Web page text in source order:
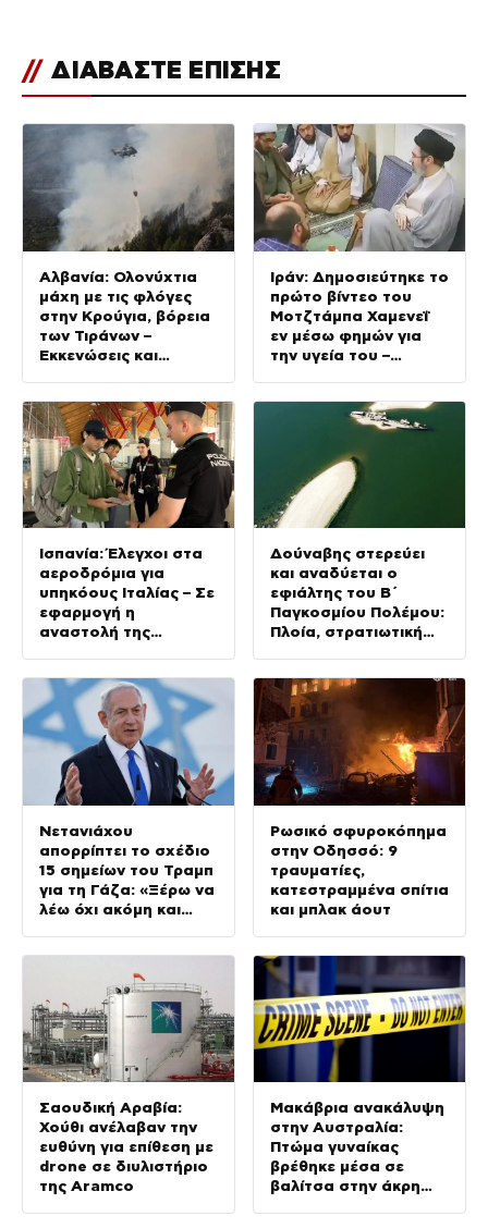
// ΔΙΑΒΑΣΤΕ ΕΠΙΣΗΣ
Αλβανία: Ολονύχτια
μάχη με τις φλόγες
στην Κρούγια, βόρεια
των Τιράνων –
Εκκενώσεις και
Ιράν: Δημοσιεύτηκε το
πρώτο βίντεο του
Μοτζτάμπα Χαμενεΐ
εν μέσω φημών για
την υγεία του –
Ισπανία: Έλεγχοι στα
αεροδρόμια για
υπηκόους Ιταλίας – Σε
εφαρμογή η
αναστολή της
Δούναβης στερεύει
και αναδύεται ο
εφιάλτης του Β΄
Παγκοσμίου Πολέμου:
Πλοία, στρατιωτική
Νετανιάχου
απορρίπτει το σχέδιο
15 σημείων του Τραμπ
για τη Γάζα: «Ξέρω να
λέω όχι ακόμη και
Ρωσικό σφυροκόπημα
στην Οδησσό: 9
τραυματίες,
κατεστραμμένα σπίτια
και μπλακ άουτ
Σαουδική Αραβία:
Χούθι ανέλαβαν την
ευθύνη για επίθεση με
drone σε διυλιστήριο
της Aramco
Μακάβρια ανακάλυψη
στην Αυστραλία:
Πτώμα γυναίκας
βρέθηκε μέσα σε
βαλίτσα στην άκρη